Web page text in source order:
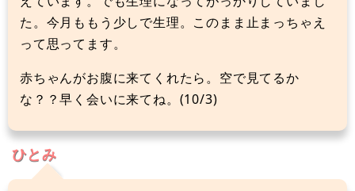
た。今月ももう少しで生理。このまま止まっちゃえ
って思ってます。
赤ちゃんがお腹に来てくれたら。空で見てるか
な？？早く会いに来てね。(10/3)
ひとみ